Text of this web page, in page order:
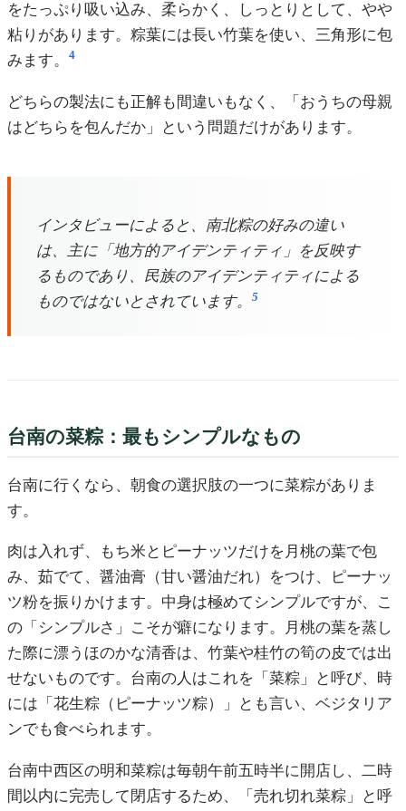
をたっぷり吸い込み、柔らかく、しっとりとして、やや
粘りがあります。粽葉には長い竹葉を使い、三角形に包
みます。
4
どちらの製法にも正解も間違いもなく、「おうちの母親
はどちらを包んだか」という問題だけがあります。
インタビューによると、南北粽の好みの違い
は、主に「地方的アイデンティティ」を反映す
るものであり、民族のアイデンティティによる
ものではないとされています。
5
台南の菜粽：最もシンプルなもの
台南に行くなら、朝食の選択肢の一つに菜粽がありま
す。
肉は入れず、もち米とピーナッツだけを月桃の葉で包
み、茹でて、醤油膏（甘い醤油だれ）をつけ、ピーナッ
ツ粉を振りかけます。中身は極めてシンプルですが、こ
の「シンプルさ」こそが癖になります。月桃の葉を蒸し
た際に漂うほのかな清香は、竹葉や桂竹の筍の皮では出
せないものです。台南の人はこれを「菜粽」と呼び、時
には「花生粽（ピーナッツ粽）」とも言い、ベジタリア
ンでも食べられます。
台南中西区の明和菜粽は毎朝午前五時半に開店し、二時
間以内に完売して閉店するため、「売れ切れ菜粽」と呼